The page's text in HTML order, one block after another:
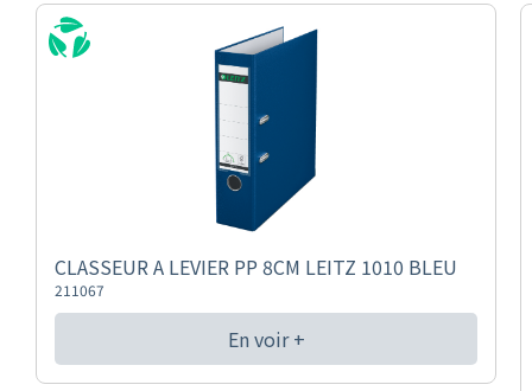
CLASSEUR A LEVIER PP 8CM LEITZ 1010 BLEU
211067
En voir +